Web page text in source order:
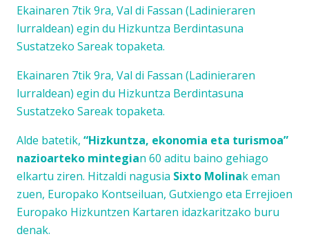
Ekainaren 7tik 9ra, Val di Fassan (Ladinieraren
lurraldean) egin du Hizkuntza Berdintasuna
Sustatzeko Sareak topaketa.
Ekainaren 7tik 9ra, Val di Fassan (Ladinieraren
lurraldean) egin du Hizkuntza Berdintasuna
Sustatzeko Sareak topaketa.
Alde batetik, “Hizkuntza, ekonomia eta turismoa”
nazioarteko mintegian 60 aditu baino gehiago
elkartu ziren. Hitzaldi nagusia Sixto Molinak eman
zuen, Europako Kontseiluan, Gutxiengo eta Errejioen
Europako Hizkuntzen Kartaren idazkaritzako buru
denak.